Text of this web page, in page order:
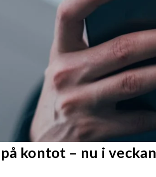
kontot – nu i veckan